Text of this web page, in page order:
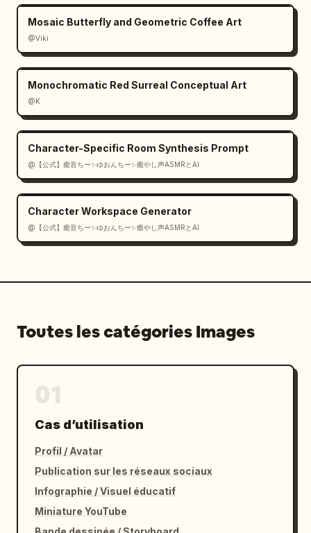
Mosaic Butterfly and Geometric Coffee Art
@Viki
Monochromatic Red Surreal Conceptual Art
@K
Character-Specific Room Synthesis Prompt
@【公式】癒音ちー✨ゆおんちー✨癒やし声ASMRとAI
Character Workspace Generator
@【公式】癒音ちー✨ゆおんちー✨癒やし声ASMRとAI
Toutes les catégories Images
Cas d’utilisation
Profil / Avatar
Publication sur les réseaux sociaux
Infographie / Visuel éducatif
Miniature YouTube